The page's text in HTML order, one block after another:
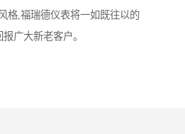
格,福瑞德仪表将一如既往以的
广大新老客户。